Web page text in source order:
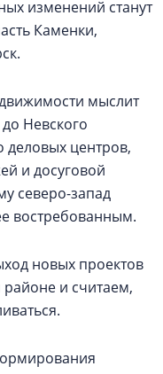
изменений станут
Каменки,
мыслит
Невского
деловых центров,
и досуговой
северо-запад
востребованным.
новых проектов
и считаем,